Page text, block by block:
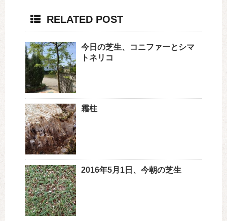
RELATED POST
今日の芝生、コニファーとシマ
トネリコ
霜柱
2016年5月1日、今朝の芝生